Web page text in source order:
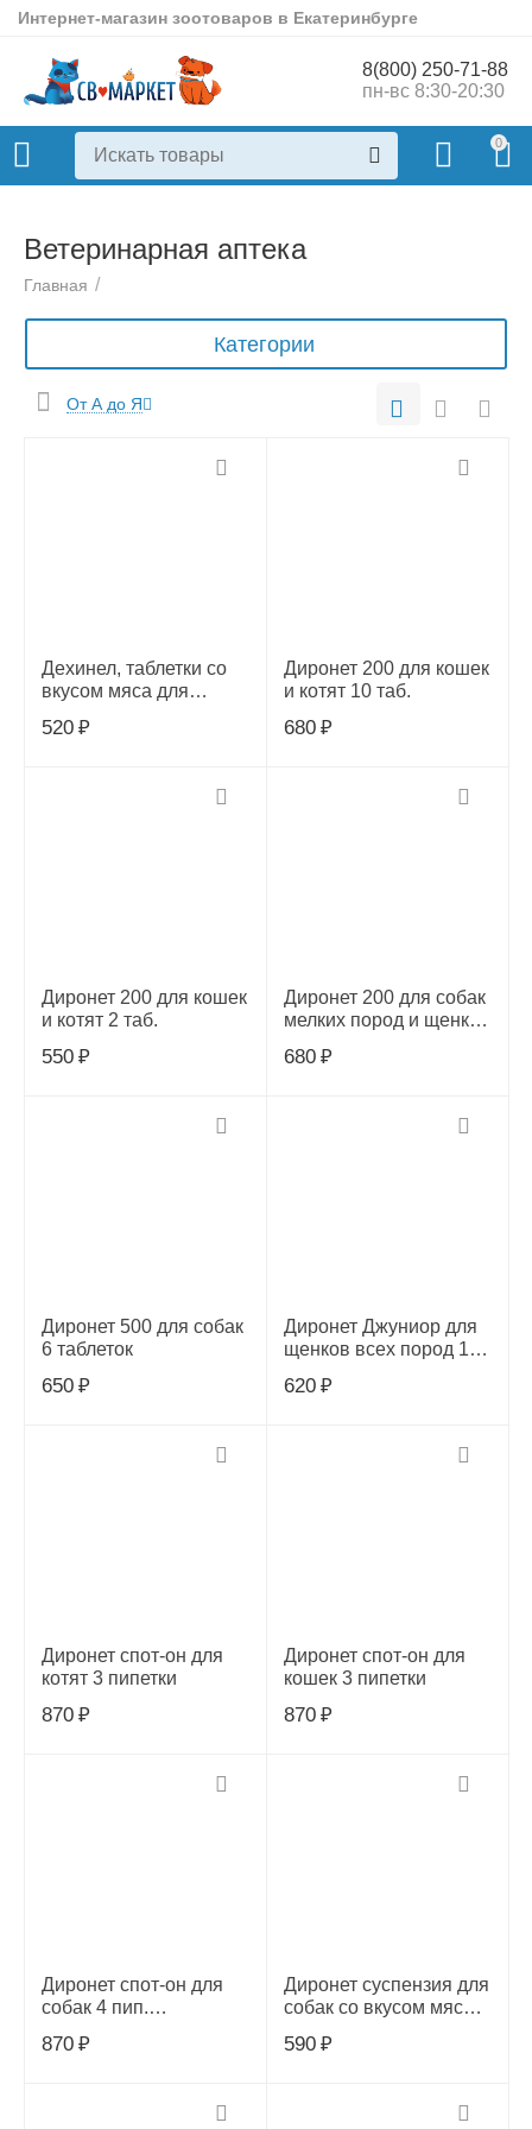
Интернет-магазин зоотоваров в Екатеринбурге
8(800) 250-71-88
пн-вс 8:30-20:30
0
Ветеринарная аптека
Главная /
Категории
От А до Я
Дехинел, таблетки со
вкусом мяса для
520 ₽
Диронет 200 для кошек
и котят 10 таб.
680 ₽
Диронет 200 для кошек
и котят 2 таб.
550 ₽
Диронет 200 для собак
мелких пород и щенков
680 ₽
Диронет 500 для собак
6 таблеток
650 ₽
Диронет Джуниор для
щенков всех пород 15
620 ₽
Диронет спот-он для
котят 3 пипетки
870 ₽
Диронет спот-он для
кошек 3 пипетки
870 ₽
Диронет спот-он для
собак 4 пип.
870 ₽
Диронет суспензия для
собак со вкусом мяса
590 ₽